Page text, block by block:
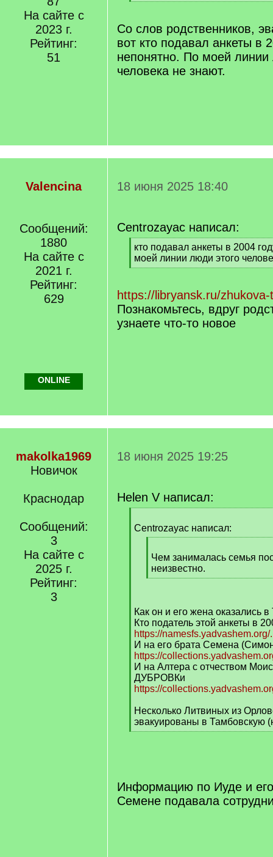
На сайте с
2023 г.
Рейтинг:
51
q
[
q
Со слов родственников,
вот кто подавал анкеты в
непонятно. По моей линии
человека не знают.
Valencina
Сообщений:
1880
На сайте с
2021 г.
Рейтинг:
629
18 июня 2025 18:40
Centrozayac написал:
[
q
]
кто подавал анкеты в 2004
моей линии люди этого
[
q
]
https://libryansk.ru/
Познакомьтесь, вдруг
узнаете что-то новое
ONLINE
makolka1969
Новичок
Краснодар
Сообщений:
3
На сайте с
2025 г.
Рейтинг:
3
18 июня 2025 19:25
Helen V написал:
q
Centrozayac написал:
q
]
Чем занималась семья
неизвестно.
[
]
Как он и его жена оказались
Кто податель этой анкеты в
https://
И на его брата Семена
https://
И на Алтера с отчеством
ДУБРОВКи
https://
Несколько Литвиных из
эвакуированы в Тамбовскую
[
Информацию по Иуде и
Семене подавала